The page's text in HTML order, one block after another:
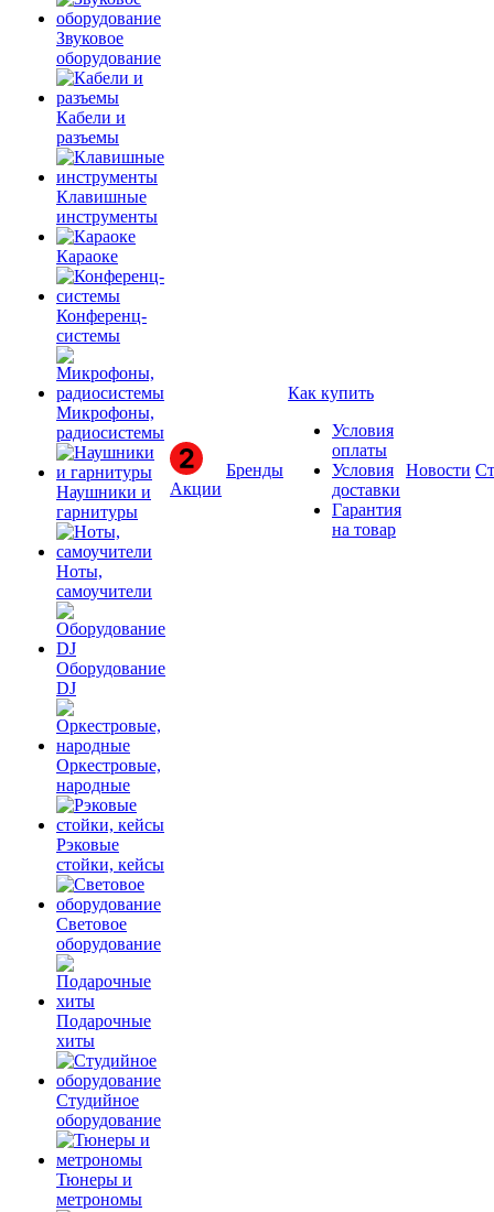
Звуковое
оборудование
Кабели и
разъемы
Клавишные
инструменты
Караоке
Конференц-
системы
Микрофоны,
радиосистемы
Наушники и
гарнитуры
Ноты,
самоучители
Оборудование
DJ
Оркестровые,
народные
Рэковые
стойки, кейсы
Световое
оборудование
Подарочные
хиты
Студийное
оборудование
Тюнеры и
метрономы
Акции
Бренды
Как купить
Условия
оплаты
Условия
доставки
Гарантия
на товар
Новости